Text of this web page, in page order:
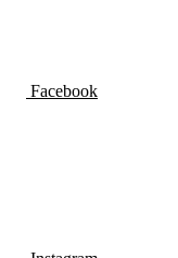
Facebook